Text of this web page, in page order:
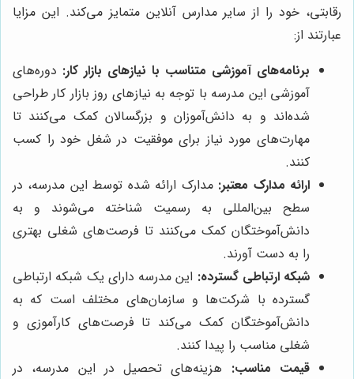
رقابتی، خود را از سایر مدارس آنلاین متمایز می‌کند. این مزایا
عبارتند از:
برنامه‌های آموزشی متناسب با نیازهای بازار کار: دوره‌های
آموزشی این مدرسه با توجه به نیازهای روز بازار کار طراحی
شده‌اند و به دانش‌آموزان و بزرگسالان کمک می‌کنند تا
مهارت‌های مورد نیاز برای موفقیت در شغل خود را کسب
کنند.
ارائه مدارک معتبر: مدارک ارائه شده توسط این مدرسه، در
سطح بین‌المللی به رسمیت شناخته می‌شوند و به
دانش‌آموختگان کمک می‌کنند تا فرصت‌های شغلی بهتری
را به دست آورند.
شبکه ارتباطی گسترده: این مدرسه دارای یک شبکه ارتباطی
گسترده با شرکت‌ها و سازمان‌های مختلف است که به
دانش‌آموختگان کمک می‌کند تا فرصت‌های کارآموزی و
شغلی مناسب را پیدا کنند.
قیمت مناسب: هزینه‌های تحصیل در این مدرسه، در